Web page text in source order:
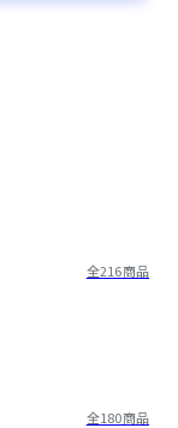
全216商品
全180商品